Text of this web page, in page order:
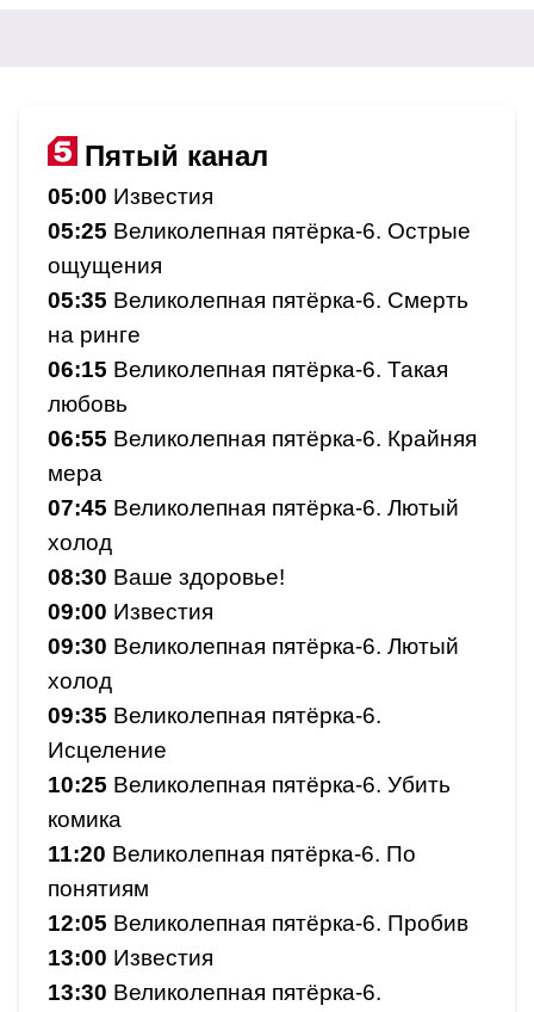
Пятый канал
05:00 Известия
05:25 Великолепная пятёрка-6. Острые
ощущения
05:35 Великолепная пятёрка-6. Смерть
на ринге
06:15 Великолепная пятёрка-6. Такая
любовь
06:55 Великолепная пятёрка-6. Крайняя
мера
07:45 Великолепная пятёрка-6. Лютый
холод
08:30 Ваше здоровье!
09:00 Известия
09:30 Великолепная пятёрка-6. Лютый
холод
09:35 Великолепная пятёрка-6.
Исцеление
10:25 Великолепная пятёрка-6. Убить
комика
11:20 Великолепная пятёрка-6. По
понятиям
12:05 Великолепная пятёрка-6. Пробив
13:00 Известия
13:30 Великолепная пятёрка-6.